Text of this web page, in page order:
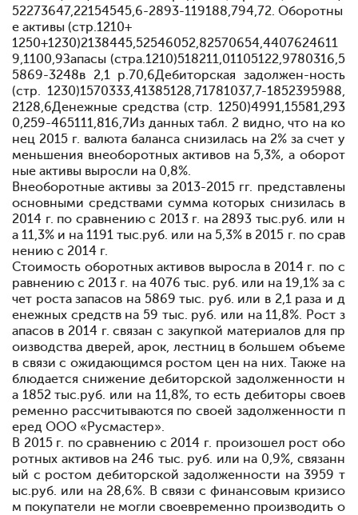
52273647,22154545,6-2893-119188,794,72. Оборотны
е активы (стр.1210+
1250+1230)2138445,52546052,82570654,4407624611
9,1100,9Запасы (стра.1210)518211,01105122,9780316,5
5869-3248в 2,1 р.70,6Дебиторская задолжен-ность
(стр. 1230)1570333,41385128,71781037,7-1852395988,
2128,6Денежные средства (стр. 1250)4991,15581,293
0,259-465111,816,7Из данных табл. 2 видно, что на ко
нец 2015 г. валюта баланса снизилась на 2% за счет у
меньшения внеоборотных активов на 5,3%, а оборот
ные активы выросли на 0,8%.
Внеоборотные активы за 2013-2015 гг. представлены
основными средствами сумма которых снизилась в
2014 г. по сравнению с 2013 г. на 2893 тыс.руб. или н
а 11,3% и на 1191 тыс.руб. или на 5,3% в 2015 г. по срав
нению с 2014 г.
Стоимость оборотных активов выросла в 2014 г. по с
равнению с 2013 г. на 4076 тыс. руб. или на 19,1% за с
чет роста запасов на 5869 тыс. руб. или в 2,1 раза и д
енежных средств на 59 тыс. руб. или на 11,8%. Рост з
апасов в 2014 г. связан с закупкой материалов для пр
оизводства дверей, арок, лестниц в большем объеме
в связи с ожидающимся ростом цен на них. Также на
блюдается снижение дебиторской задолженности н
а 1852 тыс.руб. или на 11,8%, то есть дебиторы своев
ременно рассчитываются по своей задолженности п
еред ООО «Русмастер».
В 2015 г. по сравнению с 2014 г. произошел рост обо
ротных активов на 246 тыс. руб. или на 0,9%, связанн
ый с ростом дебиторской задолженности на 3959 т
ыс.руб. или на 28,6%. В связи с финансовым кризисо
м покупатели не могли своевременно производить о